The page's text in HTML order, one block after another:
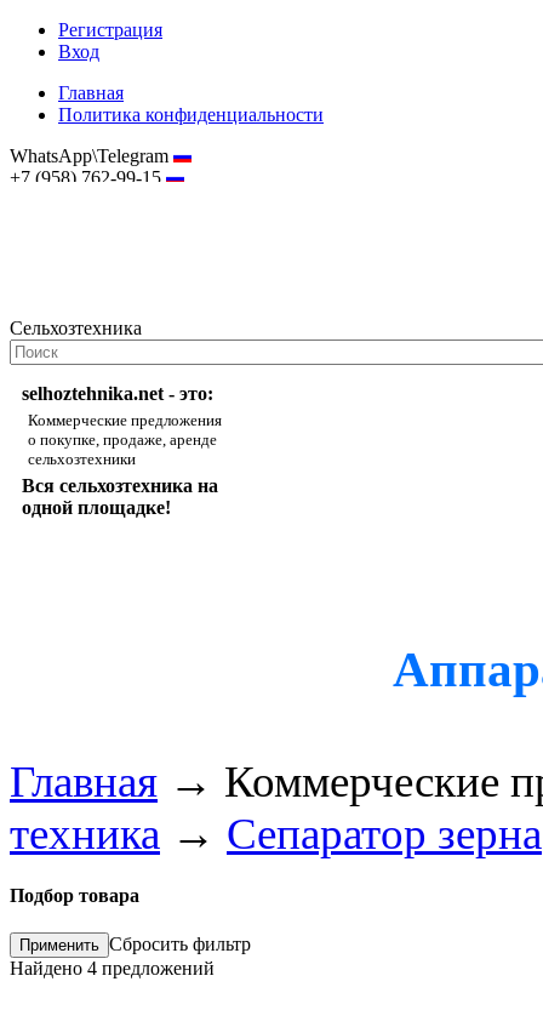
Регистрация
Вход
Главная
Политика конфиденциальности
WhatsApp\Telegram
+7 (958) 762-99-15
Сельхозтехника
selhoztehnika.net - это:
Коммерческие предложения
о покупке, продаже, аренде
сельхозтехники
Вся сельхозтехника на
одной площадке!
Главная → Коммерческие
техника → Сепаратор зерна
Подбор товара
Сбросить фильтр
Найдено 4 предложений